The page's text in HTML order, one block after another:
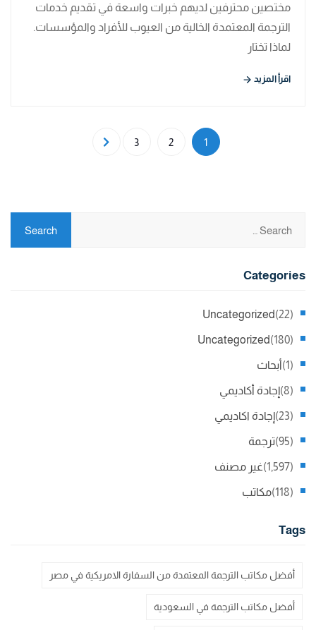
مختصين محترفين لديهم خبرات واسعة في تقديم خدمات
الترجمة المعتمدة الخالية من العيوب للأفراد والمؤسسات.
لماذا تختار
اقرأ المزيد
1
2
3
Categories
Uncategorized (22)
Uncategorized (180)
أبحاث (1)
إجادة أكاديمي (8)
إجادة اكاديمي (23)
ترجمة (95)
غير مصنف (1,597)
مكاتب (118)
Tags
أفضل مكاتب الترجمة المعتمدة من السفارة الامريكية في مصر
أفضل مكاتب الترجمة في السعودية